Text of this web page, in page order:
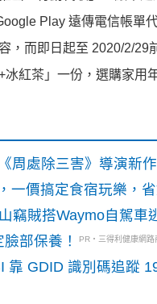
Play 遠傳電信帳
，而即日起至 2020/2/
紅茶」一份，選購家用
周處除三害》導演新
一價搞定食宿玩樂，省
竊賊搭Waymo自駕
部保養！
PR・三得利健康網路
靠 GDID 識別碼追蹤